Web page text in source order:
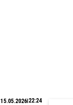
15.05.2026 22:24